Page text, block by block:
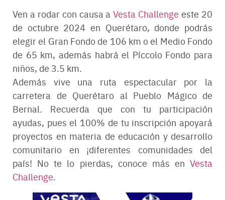
Ven a rodar con causa aVesta Challenge este 20
de octubre 2024 en Querétaro, donde podrás
elegir el Gran Fondo de 106 km o el Medio Fondo
de 65 km, además habrá el Píccolo Fondo para
niños, de 3.5 km.
Además vive una ruta espectacular por la
carretera de Querétaro al Pueblo Mágico de
Bernal. Recuerda que con tu participación
ayudas, pues el 100% de tu inscripción apoyará
proyectos en materia de educación y desarrollo
comunitario en ¡diferentes comunidades del
país! No te lo pierdas, conoce más en Vesta
Challenge.